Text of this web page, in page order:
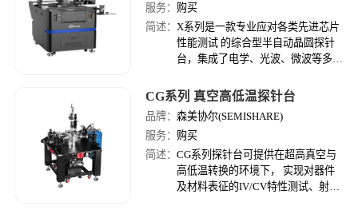
服务： 购买
简述：X系列是一款专业应对各类先进芯片
性能测试 的综合型半自动晶圆探针
台，集成了电学、光波、微波等多种
稳定性，可匹配多种测试应用环境，
能为各类晶圆和器件提供可靠性测
试。
CG系列 真空高低温探针台
品牌：森美协尔(SEMISHARE)
服务： 购买
简述：CG系列探针台可提供在超高真空与
高低温转换的环境下， 实现对器件
及材料表征的IV/CV特性测试、射频